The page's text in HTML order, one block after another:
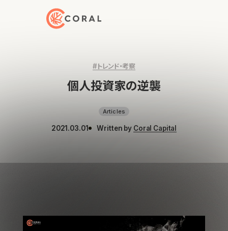
トップページへ戻る
#トレンド・考察
個人投資家の逆襲
Articles
2021.03.01 Written by Coral Capital